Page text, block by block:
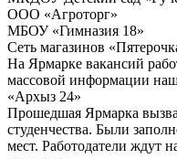
ООО «Агроторг»
МБОУ «Гимназия 18»
Сеть магазинов
На Ярмарке вакансий
массовой информации
«Архыз 24»
Прошедшая Ярмарка
студенчества. Были
мест. Работодатели ждут